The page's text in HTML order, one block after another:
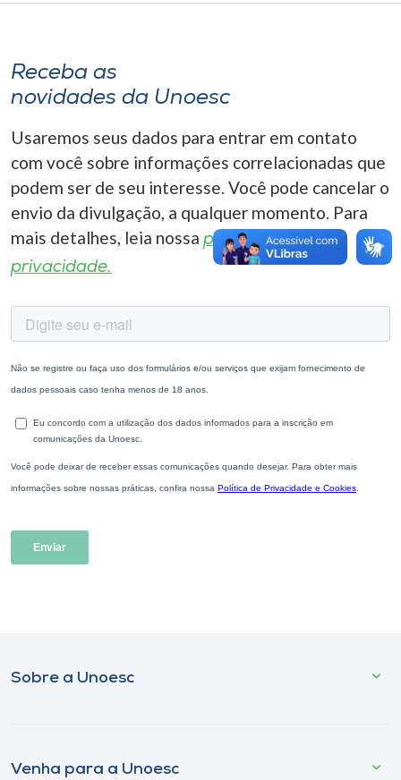
Selecione
o idioma
Receba as
novidades da Unoesc
Usaremos seus dados para entrar em contato
com você sobre informações correlacionadas que
podem ser de seu interesse. Você pode cancelar o
envio da divulgação, a qualquer momento. Para
mais detalhes, leia nossa política de
privacidade.
Sobre a Unoesc
Venha para a Unoesc